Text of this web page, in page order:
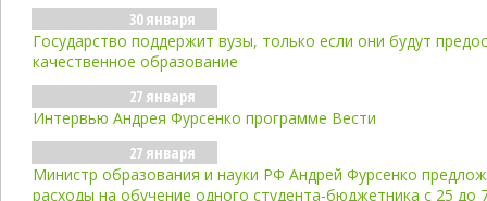
30 января
Государство поддержит вузы, только если они будут
качественное образование
27 января
Интервью Андрея Фурсенко программе Вести
27 января
Министр образования и науки РФ Андрей Фурсенко
расходы на обучение одного студента-бюджетника с 25 до